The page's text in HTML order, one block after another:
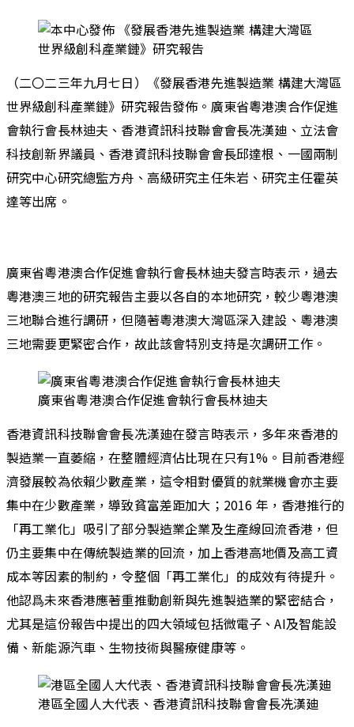
（二〇二三年九月七日）《發展香港先進製造業 構建大灣區
世界級創科產業鏈》研究報告發佈。廣東省粵港澳合作促進
會執行會長林迪夫、香港資訊科技聯會會長冼漢廸、立法會
科技創新界議員、香港資訊科技聯會會長邱達根、一國兩制
研究中心研究總監方舟、高級研究主任朱岩、研究主任霍英
達等出席。
廣東省粵港澳合作促進會執行會長林迪夫發言時表示，過去
粵港澳三地的研究報告主要以各自的本地研究，較少粵港澳
三地聯合進行調研，但隨著粵港澳大灣區深入建設、粵港澳
三地需要更緊密合作，故此該會特別支持是次調研工作。
廣東省粵港澳合作促進會執行會長林迪夫
香港資訊科技聯會會長冼漢廸在發言時表示，多年來香港的
製造業一直萎縮，在整體經濟佔比現在只有1%。目前香港經
濟發展較為依賴少數產業，這令相對優質的就業機會亦主要
集中在少數產業，導致貧富差距加大；2016 年，香港推行的
「再工業化」吸引了部分製造業企業及生產線回流香港，但
仍主要集中在傳統製造業的回流，加上香港高地價及高工資
成本等因素的制約，令整個「再工業化」的成效有待提升。
他認爲未來香港應著重推動創新與先進製造業的緊密結合，
尤其是這份報告中提出的四大領域包括微電子、AI及智能設
備、新能源汽車、生物技術與醫療健康等。
港區全國人大代表、香港資訊科技聯會會長冼漢廸